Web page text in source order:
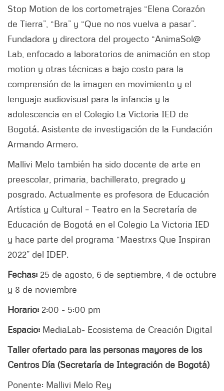
Stop Motion de los cortometrajes “Elena Corazón
de Tierra”, “Bra” y “Que no nos vuelva a pasar”.
Fundadora y directora del proyecto “AnimaSol@
Lab, enfocado a laboratorios de animación en stop
motion y otras técnicas a bajo costo para la
comprensión de la imagen en movimiento y el
lenguaje audiovisual para la infancia y la
adolescencia en el Colegio La Victoria IED de
Bogotá. Asistente de investigación de la Fundación
Armando Armero.
Mallivi Melo también ha sido docente de arte en
preescolar, primaria, bachillerato, pregrado y
posgrado. Actualmente es profesora de Educación
Artística y Cultural – Teatro en la Secretaría de
Educación de Bogotá en el Colegio La Victoria IED
y hace parte del programa “Maestrxs Que Inspiran
2022” del IDEP.
Fechas: 25 de agosto, 6 de septiembre, 4 de octubre
y 8 de noviembre
Horario: 2:00 - 5:00 pm
Espacio: MediaLab- Ecosistema de Creación Digital
Taller ofertado para las personas mayores de los
Centros Día (Secretaría de Integración de Bogotá)
Ponente: Mallivi Melo Rey